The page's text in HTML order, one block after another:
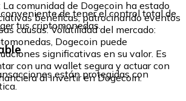
comunidad de Dogecoin ha estado
benéficas, patrocinando eventos
causas. Volatilidad del mercado:
Dogecoin puede
significativas en su valor. Es
con una wallet segura y actuar con
al invertir en Dogecoin.
de tener el control total de
tus criptomonedas.
están protegidas con